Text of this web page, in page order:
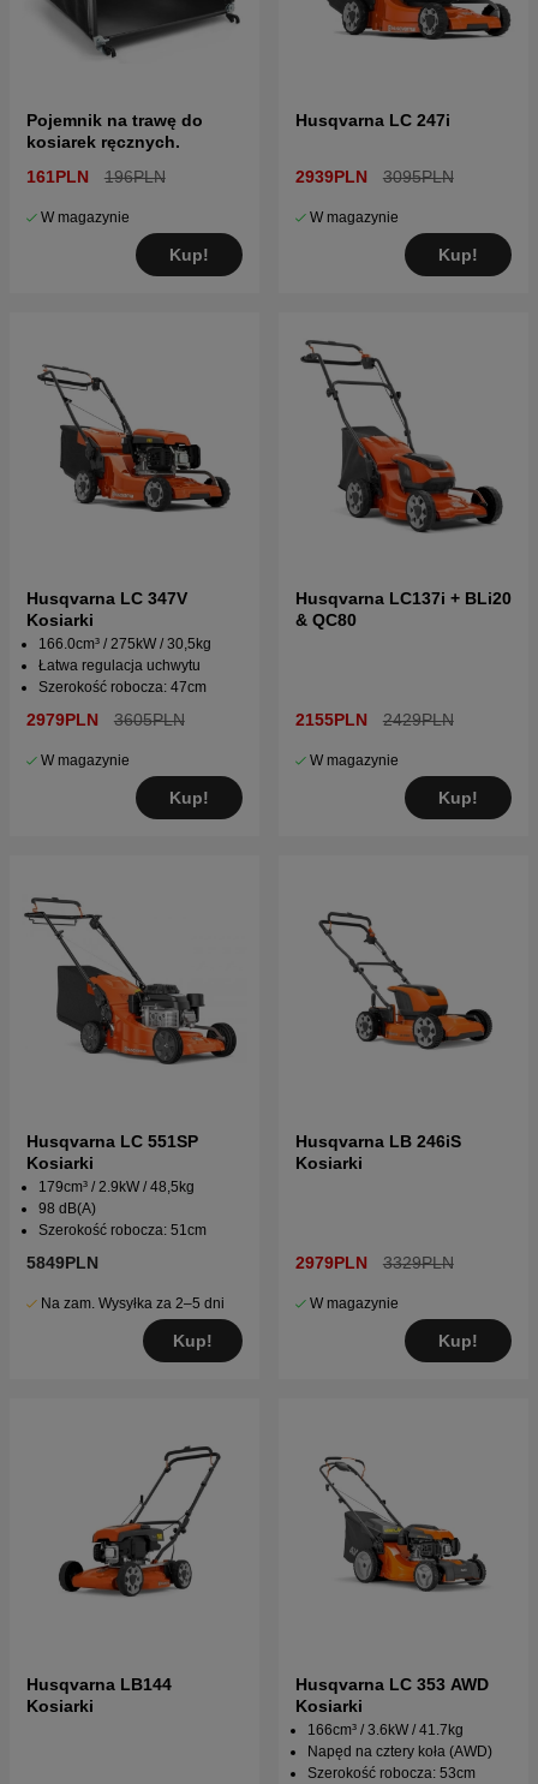
Pojemnik na trawę do
kosiarek ręcznych.
161PLN
196PLN
W magazynie
Kup!
Husqvarna LC 247i
2939PLN 3095PLN
W magazynie
Kup!
Husqvarna LC 347V
Kosiarki
166.0cm³ / 275kW / 30,5kg
Łatwa regulacja uchwytu
Szerokość robocza: 47cm
2979PLN 3605PLN
W magazynie
Kup!
Husqvarna LC137i + BLi20
& QC80
2155PLN 2429PLN
W magazynie
Kup!
Husqvarna LC 551SP
Kosiarki
179cm³ / 2.9kW / 48,5kg
98 dB(A)
Szerokość robocza: 51cm
5849PLN
Na zam. Wysyłka za 2–5 dni
Kup!
Husqvarna LB 246iS
Kosiarki
2979PLN 3329PLN
W magazynie
Kup!
Husqvarna LB144
Kosiarki
Husqvarna LC 353 AWD
Kosiarki
166cm³ / 3.6kW / 41.7kg
Napęd na cztery koła (AWD)
Szerokość robocza: 53cm